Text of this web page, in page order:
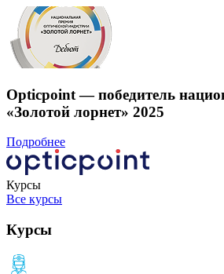
Opticpoint — победитель
«Золотой лорнет» 2025
Подробнее
Курсы
Все курсы
Курсы